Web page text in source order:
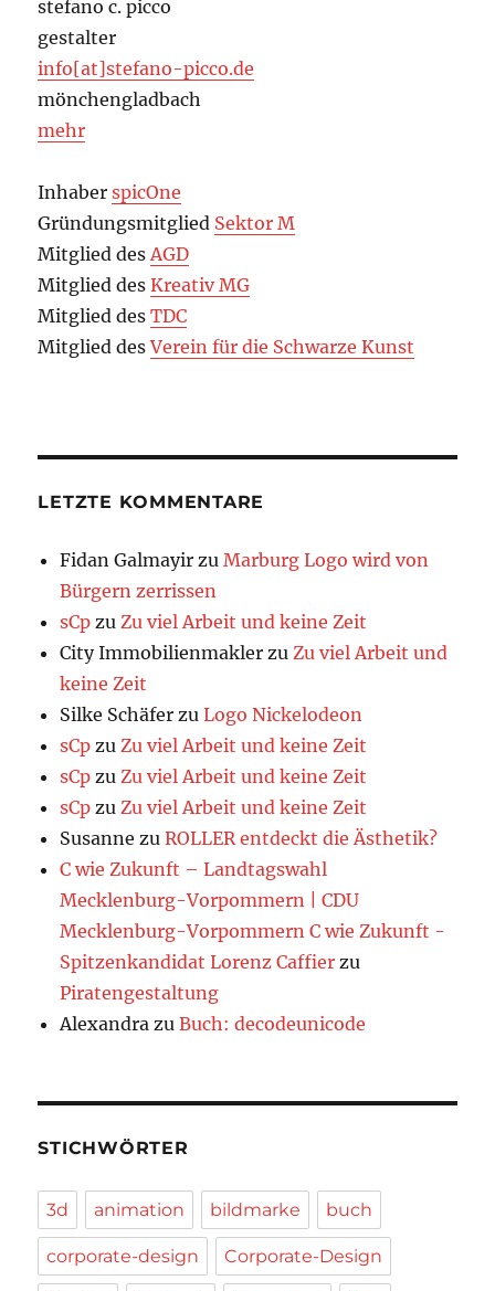
stefano c. picco
gestalter
info[at]stefano-picco.de
mönchengladbach
mehr
InhaberspicOne
Gründungsmitglied Sektor M
Mitglied desAGD
Mitglied desKreativ MG
Mitglied desTDC
Mitglied desVerein für die Schwarze Kunst
LETZTE KOMMENTARE
Fidan Galmayir zuMarburg Logo wird von
Bürgern zerrissen
sCp zuZu viel Arbeit und keine Zeit
City Immobilienmakler zuZu viel Arbeit und
keine Zeit
Silke Schäfer zuLogo Nickelodeon
sCp zuZu viel Arbeit und keine Zeit
sCp zuZu viel Arbeit und keine Zeit
sCp zuZu viel Arbeit und keine Zeit
Susanne zuROLLER entdeckt die Ästhetik?
C wie Zukunft – Landtagswahl
Mecklenburg-Vorpommern | CDU
Mecklenburg-Vorpommern C wie Zukunft -
Spitzenkandidat Lorenz Caffier zu
Piratengestaltung
Alexandra zuBuch: decodeunicode
STICHWÖRTER
3d animation bildmarke buch
corporate-design Corporate-Design